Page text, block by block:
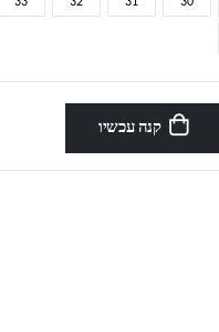
30
31
32
33
קנה עכשיו